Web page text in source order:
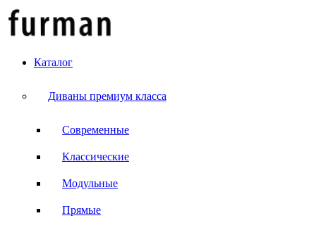
Каталог
Диваны премиум класса
Современные
Классические
Модульные
Прямые